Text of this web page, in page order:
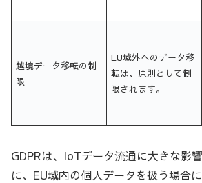
越境データ移転の制
限
EU域外へのデータ移
転は、原則として制
限されます。
GDPRは、IoTデータ流通に大きな影
に、EU域内の個人データを扱う場合